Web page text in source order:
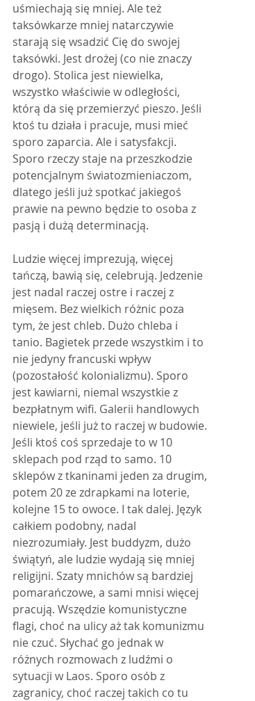
uśmiechają się mniej. Ale też
taksówkarze mniej natarczywie
starają się wsadzić Cię do swojej
taksówki. Jest drożej (co nie znaczy
drogo). Stolica jest niewielka,
wszystko właściwie w odległości,
którą da się przemierzyć pieszo. Jeśli
ktoś tu działa i pracuje, musi mieć
sporo zaparcia. Ale i satysfakcji.
Sporo rzeczy staje na przeszkodzie
potencjalnym światozmieniaczom,
dlatego jeśli już spotkać jakiegoś
prawie na pewno będzie to osoba z
pasją i dużą determinacją.
Ludzie więcej imprezują, więcej
tańczą, bawią się, celebrują. Jedzenie
jest nadal raczej ostre i raczej z
mięsem. Bez wielkich różnic poza
tym, że jest chleb. Dużo chleba i
tanio. Bagietek przede wszystkim i to
nie jedyny francuski wpływ
(pozostałość kolonializmu). Sporo
jest kawiarni, niemal wszystkie z
bezpłatnym wifi. Galerii handlowych
niewiele, jeśli już to raczej w budowie.
Jeśli ktoś coś sprzedaje to w 10
sklepach pod rząd to samo. 10
sklepów z tkaninami jeden za drugim,
potem 20 ze zdrapkami na loterie,
kolejne 15 to owoce. I tak dalej. Język
całkiem podobny, nadal
niezrozumiały. Jest buddyzm, dużo
świątyń, ale ludzie wydają się mniej
religijni. Szaty mnichów są bardziej
pomarańczowe, a sami mnisi więcej
pracują. Wszędzie komunistyczne
flagi, choć na ulicy aż tak komunizmu
nie czuć. Słychać go jednak w
różnych rozmowach z ludźmi o
sytuacji w Laos. Sporo osób z
zagranicy, choć raczej takich co tu